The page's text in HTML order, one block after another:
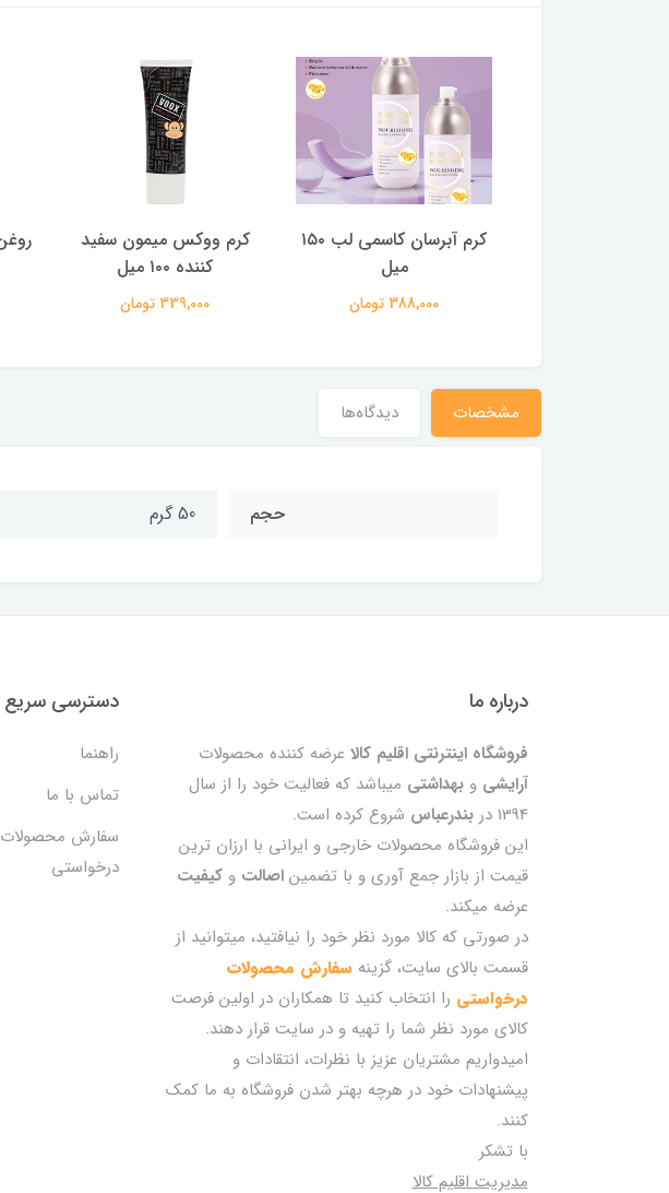
کرم آبرسان کاسمی لب ۱۵۰
میل
388,000 تومان
کرم ووکس میمون سفید
کننده ۱۰۰ میل
339,000 تومان
مشخصات دیدگاه‌ها
حجم 50 گرم
درباره ما
فروشگاه اینترنتی اقلیم کالا عرضه کننده محصولات
آرایشیوبهداشتی میباشد که فعالیت خود را از سال
1394 در
بندرعباس شروع کرده است.
این فروشگاه محصولات خارجی و ایرانی با ارزان ترین
قیمت از بازار جمع آوری و با تضمیناصالتوکیفیت
عرضه میکند.
در صورتی که کالا مورد نظر خود را نیافتید، میتوانید از
قسمت بالای سایت، گزینه سفارش محصولات
درخواستی را انتخاب کنید تا همکاران در اولین فرصت
کالای مورد نظر شما را تهیه و در سایت قرار دهند.
امیدواریم مشتریان عزیز با نظرات، انتقادات و
پیشنهادات خود در هرچه بهتر شدن فروشگاه به ما کمک
کنند.
با تشکر
مدیریت اقلیم کالا
دسترسی سریع
راهنما
تماس با ما
سفارش محصولات
درخواستی